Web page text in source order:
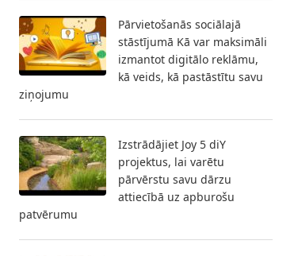
Pārvietošanās sociālajā
stāstījumā Kā var maksimāli
izmantot digitālo reklāmu,
kā veids, kā pastāstītu savu
ziņojumu
Izstrādājiet Joy 5 diY
projektus, lai varētu
pārvērstu savu dārzu
attiecībā uz apburošu
patvērumu